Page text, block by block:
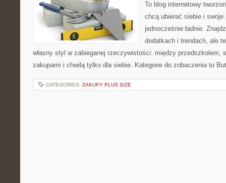
To blog internetowy
chcą ubierać siebie i
jednocześnie ładnie.
dodatkach i trendach, ale
własny styl w zabieganej rzeczywistości: między przedszkolem,
zakupami i chwilą tylko dla siebie. Kategorie do zobaczenia to
CATEGORIES: ZAKUPY PLUS SIZE